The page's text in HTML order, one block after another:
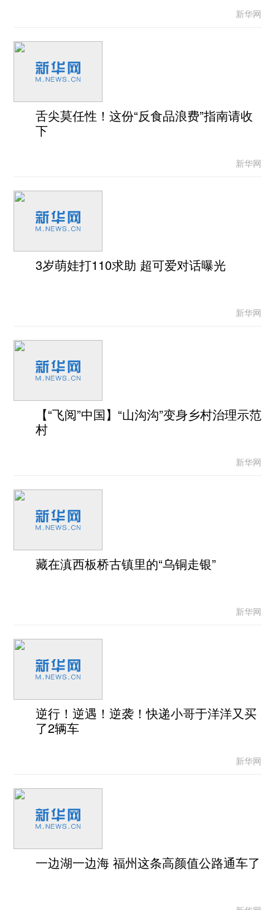
新华网
舌尖莫任性！这份“反食品浪费”指南请收
下
新华网
3岁萌娃打110求助 超可爱对话曝光
新华网
【“飞阅”中国】“山沟沟”变身乡村治理示范
村
新华网
藏在滇西板桥古镇里的“乌铜走银”
新华网
逆行！逆遇！逆袭！快递小哥于洋洋又买
了2辆车
新华网
一边湖一边海 福州这条高颜值公路通车了